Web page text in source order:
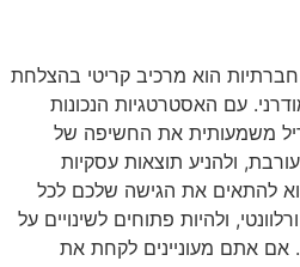
הוא מרכיב קריטי בהצלחת
עם האסטרטגיות הנכונות
משמעותית את החשיפה של
ולהניע תוצאות עסקיות
להתאים את הגישה שלכם לכל
ולהיות פתוחים לשינויים על
אם אתם מעוניינים לקחת את